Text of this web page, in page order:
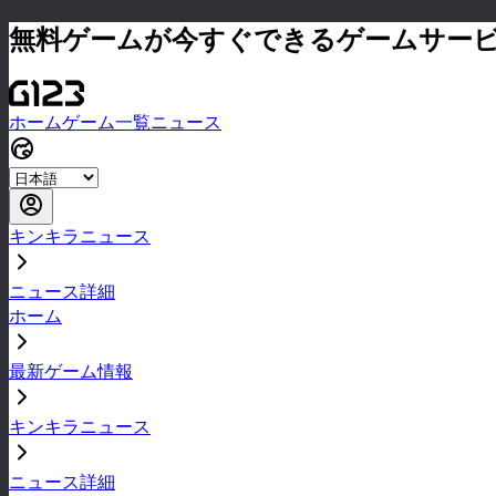
無料ゲームが今すぐできるゲームサー
ホームゲーム一覧ニュース
キンキラニュース
ニュース詳細
ホーム
最新ゲーム情報
キンキラニュース
ニュース詳細